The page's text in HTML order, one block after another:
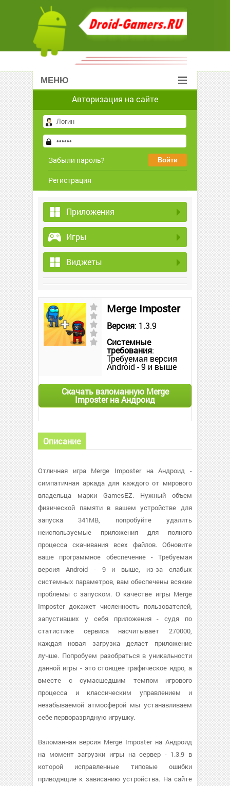
МЕНЮ
Авторизация на сайте
Забыли пароль?
Регистрация
Приложения
Игры
Виджеты
Merge Imposter
Версия: 1.3.9
Системные
требования:
Требуемая версия
Android - 9 и выше
Скачать взломанную Merge
Imposter на Андроид
Описание
Отличная игра Merge Imposter на Андроид -
симпатичная аркада для каждого от мирового
владельца марки GamesEZ. Нужный объем
физической памяти в вашем устройстве для
запуска 341MB, попробуйте удалить
неиспользуемые приложения для полного
процесса скачивания всех файлов. Обновите
ваше программное обеспечение - Требуемая
версия Android - 9 и выше, из-за слабых
системных параметров, вам обеспечены всякие
проблемы с запуском. О качестве игры Merge
Imposter докажет численность пользователей,
запустивших у себя приложения - судя по
статистике сервиса насчитывает 270000,
каждая новая загрузка делает приложение
лучше. Попробуем разобраться в уникальности
данной игры - это стоящее графическое ядро, а
вместе с сумасшедшим темпом игрового
процесса и классическим управлением и
незабываемой атмосферой мы устанавливаем
себе перворазрядную игрушку.
Взломанная версия Merge Imposter на Андроид
на момент загрузки игры на сервер - 1.3.9 в
которой исправленные типовые ошибки
приводящие к зависанию устройства. На сайте